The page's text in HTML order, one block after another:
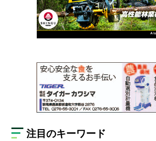
注目のキーワード